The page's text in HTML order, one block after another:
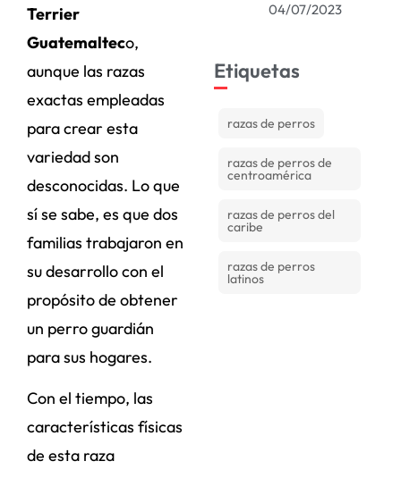
Terrier
Guatemalteco,
aunque las razas
exactas empleadas
para crear esta
variedad son
desconocidas. Lo que
sí se sabe, es que dos
familias trabajaron en
su desarrollo con el
propósito de obtener
un perro guardián
para sus hogares.
Con el tiempo, las
características físicas
de esta raza
04/07/2023
Etiquetas
razas de perros
razas de perros de
centroamérica
razas de perros del
caribe
razas de perros
latinos